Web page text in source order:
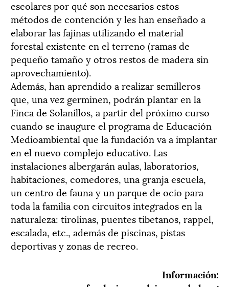
escolares por qué son necesarios estos
métodos de contención y les han enseñado a
elaborar las fajinas utilizando el material
forestal existente en el terreno (ramas de
pequeño tamaño y otros restos de madera sin
aprovechamiento).
Además, han aprendido a realizar semilleros
que, una vez germinen, podrán plantar en la
Finca de Solanillos, a partir del próximo curso
cuando se inaugure el programa de Educación
Medioambiental que la fundación va a implantar
en el nuevo complejo educativo. Las
instalaciones albergarán aulas, laboratorios,
habitaciones, comedores, una granja escuela,
un centro de fauna y un parque de ocio para
toda la familia con circuitos integrados en la
naturaleza: tirolinas, puentes tibetanos, rappel,
escalada, etc., además de piscinas, pistas
deportivas y zonas de recreo.
Información: